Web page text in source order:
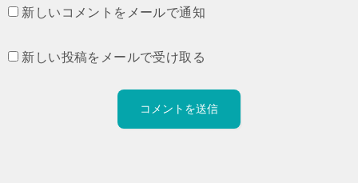
新しいコメントをメールで通知
新しい投稿をメールで受け取る